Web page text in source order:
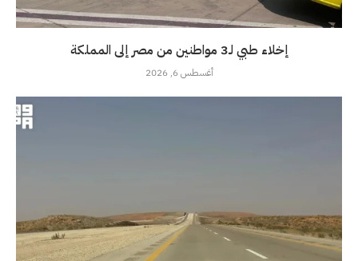
إخلاء طبي لـ3 مواطنين من مصر إلى المملكة
أغسطس 6, 2026